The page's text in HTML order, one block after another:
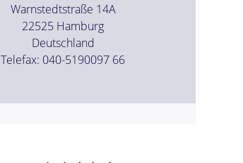
Warnstedtstraße 14A
22525 Hamburg
Deutschland
Telefax: 040-5190097 66